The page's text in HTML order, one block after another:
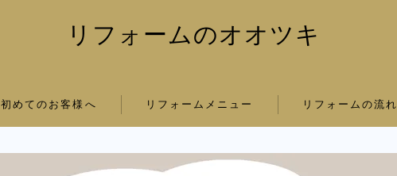
リフォームのオオツキ
初めてのお客様へ リフォームメニュー リフォームの流れ